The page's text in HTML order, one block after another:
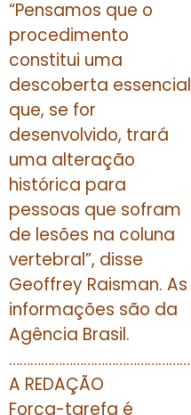
“Pensamos que o
procedimento
constitui uma
descoberta essencial
que, se for
desenvolvido, trará
uma alteração
histórica para
pessoas que sofram
de lesões na coluna
vertebral”, disse
Geoffrey Raisman. As
informações são da
Agência Brasil.
……………………………………………
A REDAÇÃO
Força-tarefa é